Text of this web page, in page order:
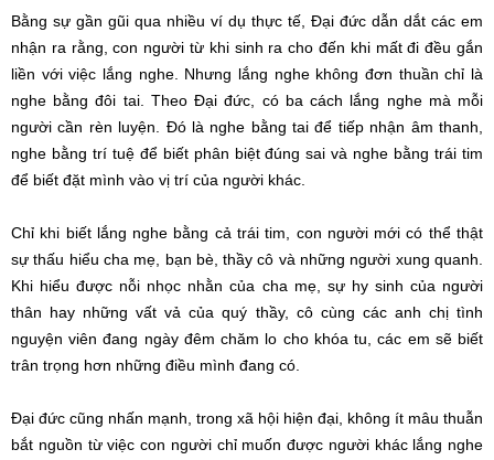
Bằng sự gần gũi qua nhiều ví dụ thực tế, Đại đức dẫn dắt các em
nhận ra rằng, con người từ khi sinh ra cho đến khi mất đi đều gắn
liền với việc lắng nghe. Nhưng lắng nghe không đơn thuần chỉ là
nghe bằng đôi tai. Theo Đại đức, có ba cách lắng nghe mà mỗi
người cần rèn luyện. Đó là nghe bằng tai để tiếp nhận âm thanh,
nghe bằng trí tuệ để biết phân biệt đúng sai và nghe bằng trái tim
để biết đặt mình vào vị trí của người khác.
Chỉ khi biết lắng nghe bằng cả trái tim, con người mới có thể thật
sự thấu hiểu cha mẹ, bạn bè, thầy cô và những người xung quanh.
Khi hiểu được nỗi nhọc nhằn của cha mẹ, sự hy sinh của người
thân hay những vất vả của quý thầy, cô cùng các anh chị tình
nguyện viên đang ngày đêm chăm lo cho khóa tu, các em sẽ biết
trân trọng hơn những điều mình đang có.
Đại đức cũng nhấn mạnh, trong xã hội hiện đại, không ít mâu thuẫn
bắt nguồn từ việc con người chỉ muốn được người khác lắng nghe